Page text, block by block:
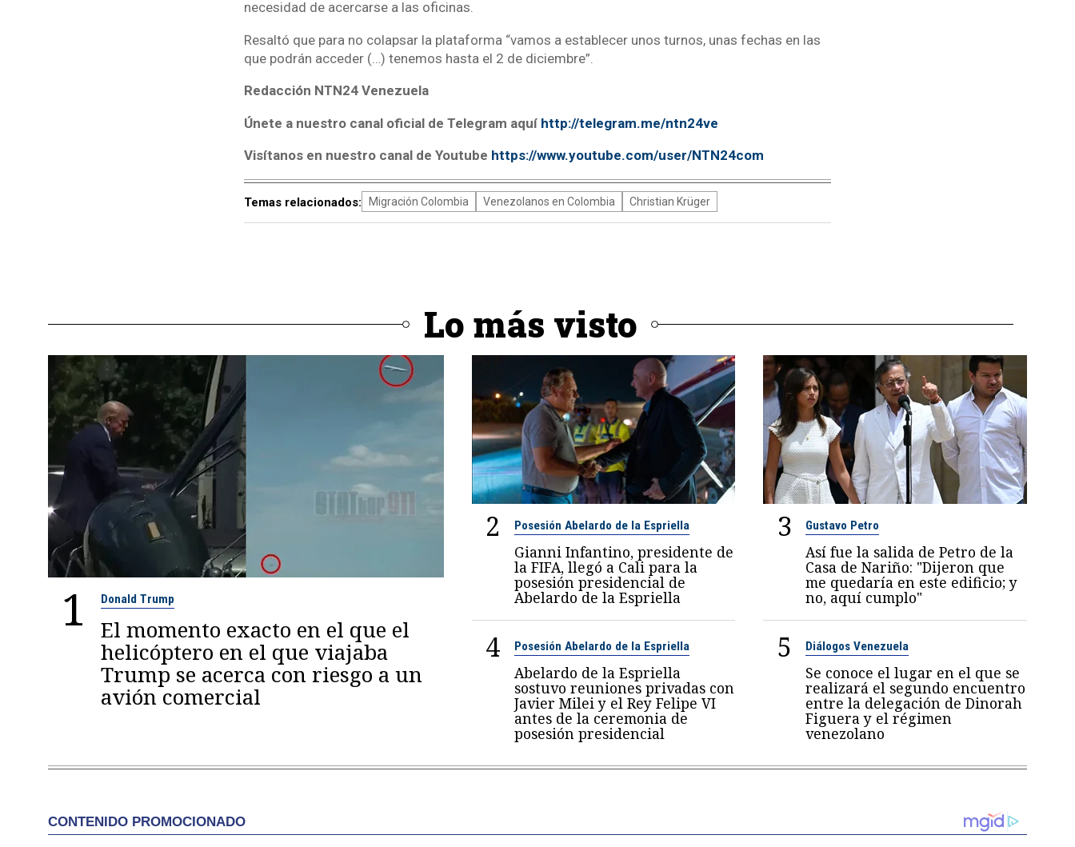
necesidad de acercarse a las oficinas.
Resaltó que para no colapsar la plataforma “vamos a establecer unos turnos, unas fechas en las
que podrán acceder (…) tenemos hasta el 2 de diciembre”.
Redacción NTN24 Venezuela
Únete a nuestro canal oficial de Telegram aquí http://telegram.me/ntn24ve
Visítanos en nuestro canal de Youtube https://www.youtube.com/user/NTN24com
Temas relacionados: Migración Colombia Venezolanos en Colombia Christian Krüger
Lo más visto
1 Donald Trump
El momento exacto en el que el
helicóptero en el que viajaba
Trump se acerca con riesgo a un
avión comercial
2 Posesión Abelardo de la Espriella
Gianni Infantino, presidente de
la FIFA, llegó a Cali para la
posesión presidencial de
Abelardo de la Espriella
3 Gustavo Petro
Así fue la salida de Petro de la
Casa de Nariño: "Dijeron que
me quedaría en este edificio; y
no, aquí cumplo"
4 Posesión Abelardo de la Espriella
Abelardo de la Espriella
sostuvo reuniones privadas con
Javier Milei y el Rey Felipe VI
antes de la ceremonia de
posesión presidencial
5 Diálogos Venezuela
Se conoce el lugar en el que se
realizará el segundo encuentro
entre la delegación de Dinorah
Figuera y el régimen
venezolano